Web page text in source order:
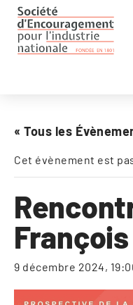
« Tous les
Cet évènement est
9 décembre 2024,